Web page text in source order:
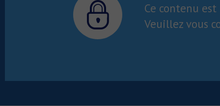
Ce contenu
Veuillez vous